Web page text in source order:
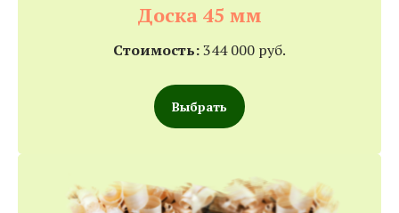
Доска 45 мм
Стоимость:344 000 руб.
Выбрать